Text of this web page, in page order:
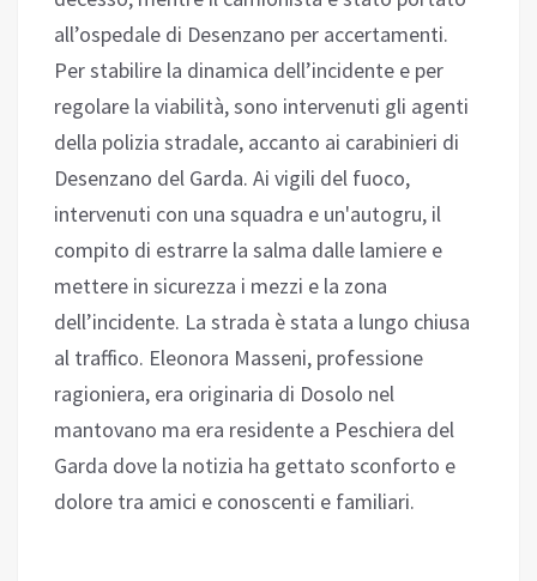
all’ospedale di Desenzano per accertamenti.
Per stabilire la dinamica dell’incidente e per
regolare la viabilità, sono intervenuti gli agenti
della polizia stradale, accanto ai carabinieri di
Desenzano del Garda. Ai vigili del fuoco,
intervenuti con una squadra e un'autogru, il
compito di estrarre la salma dalle lamiere e
mettere in sicurezza i mezzi e la zona
dell’incidente. La strada è stata a lungo chiusa
al traffico. Eleonora Masseni, professione
ragioniera, era originaria di Dosolo nel
mantovano ma era residente a Peschiera del
Garda dove la notizia ha gettato sconforto e
dolore tra amici e conoscenti e familiari.